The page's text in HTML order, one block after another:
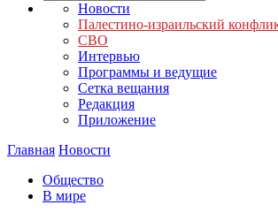
Новости
Палестино-израильский
СВО
Интервью
Программы и ведущие
Сетка вещания
Редакция
Приложение
Главная Новости
Общество
В мире